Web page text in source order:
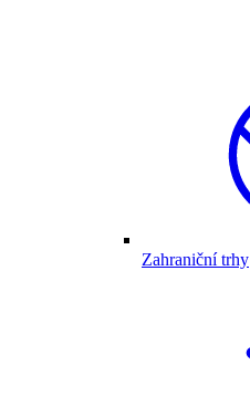
Zahraniční trhy